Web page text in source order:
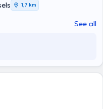
1,7 km
See all